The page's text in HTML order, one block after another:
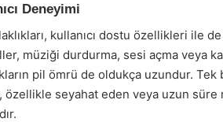
Deneyimi
kullanıcı dostu özellikleri ile
müziği durdurma, sesi açma veya
pil ömrü de oldukça uzundur.
özellikle seyahat eden veya uzun süre